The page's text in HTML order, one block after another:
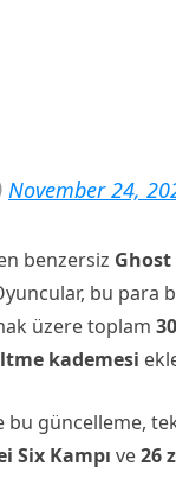
November 24,
benzersiz
bu para
üzere toplam
kademesi
bu güncelleme,
Six Kampı ve26